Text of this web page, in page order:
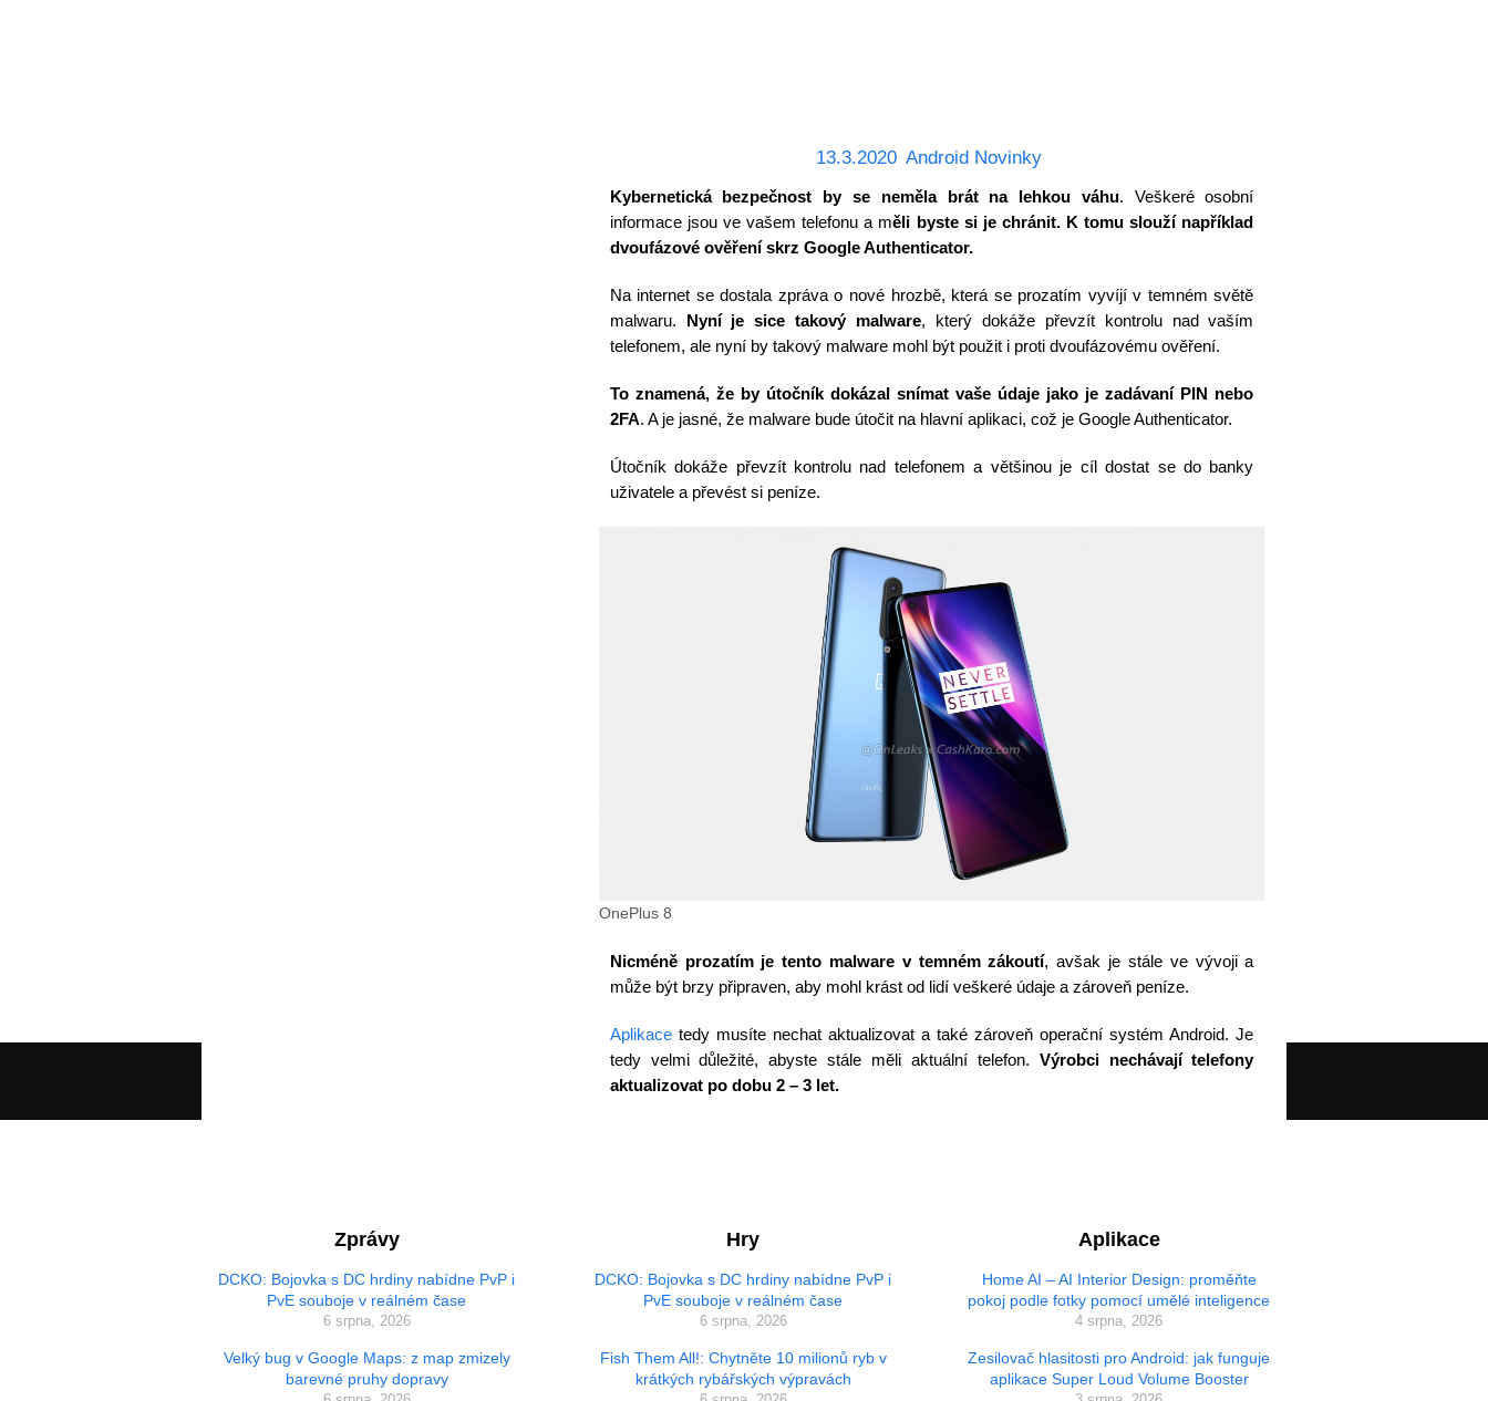
13.3.2020 Android Novinky
Kybernetická bezpečnost by se neměla brát na lehkou váhu. Veškeré osobní
informace jsou ve vašem telefonu a měli byste si je chránit. K tomu slouží například
dvoufázové ověření skrz Google Authenticator.
Na internet se dostala zpráva o nové hrozbě, která se prozatím vyvíjí v temném světě
malwaru. Nyní je sice takový malware, který dokáže převzít kontrolu nad vaším
telefonem, ale nyní by takový malware mohl být použit i proti dvoufázovému ověření.
To znamená, že by útočník dokázal snímat vaše údaje jako je zadávaní PIN nebo
2FA. A je jasné, že malware bude útočit na hlavní aplikaci, což je Google Authenticator.
Útočník dokáže převzít kontrolu nad telefonem a většinou je cíl dostat se do banky
uživatele a převést si peníze.
OnePlus 8
Nicméně prozatím je tento malware v temném zákoutí, avšak je stále ve vývoji a
může být brzy připraven, aby mohl krást od lidí veškeré údaje a zároveň peníze.
Aplikacetedy musíte nechat aktualizovat a také zároveň operační systém Android. Je
tedy velmi důležité, abyste stále měli aktuální telefon. Výrobci nechávají telefony
aktualizovat po dobu 2 – 3 let.
Zprávy
DCKO: Bojovka s DC hrdiny nabídne PvP i
PvE souboje v reálném čase
6 srpna, 2026
Velký bug v Google Maps: z map zmizely
barevné pruhy dopravy
Hry
DCKO: Bojovka s DC hrdiny nabídne PvP i
PvE souboje v reálném čase
6 srpna, 2026
Fish Them All!: Chytněte 10 milionů ryb v
krátkých rybářských výpravách
Aplikace
Home AI – AI Interior Design: proměňte
pokoj podle fotky pomocí umělé inteligence
4 srpna, 2026
Zesilovač hlasitosti pro Android: jak funguje
aplikace Super Loud Volume Booster